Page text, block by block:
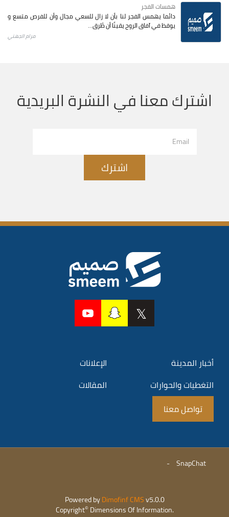
همسات الفجر
دائما يهمس الفجر لنا بأن لا زال للسعي مجال وأن للفرص متسع و
يوقظ في آفاق الروح يقينًا أن طُرق...
مرام الجهني
اشترك معنا في النشرة البريدية
اشترك
أخبار المدينة
الإعلانات
التغطيات والحوارات
المقالات
تواصل معنا
SnapChat
-
Powered byDimofinf CMSv5.0.0
Copyright© Dimensions Of Information.